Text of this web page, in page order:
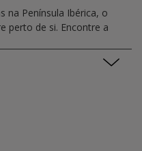
na Península Ibérica, o
perto de si. Encontre a